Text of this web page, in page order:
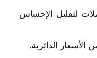
لتقليل الإحساس
الأسعار الدائرية.